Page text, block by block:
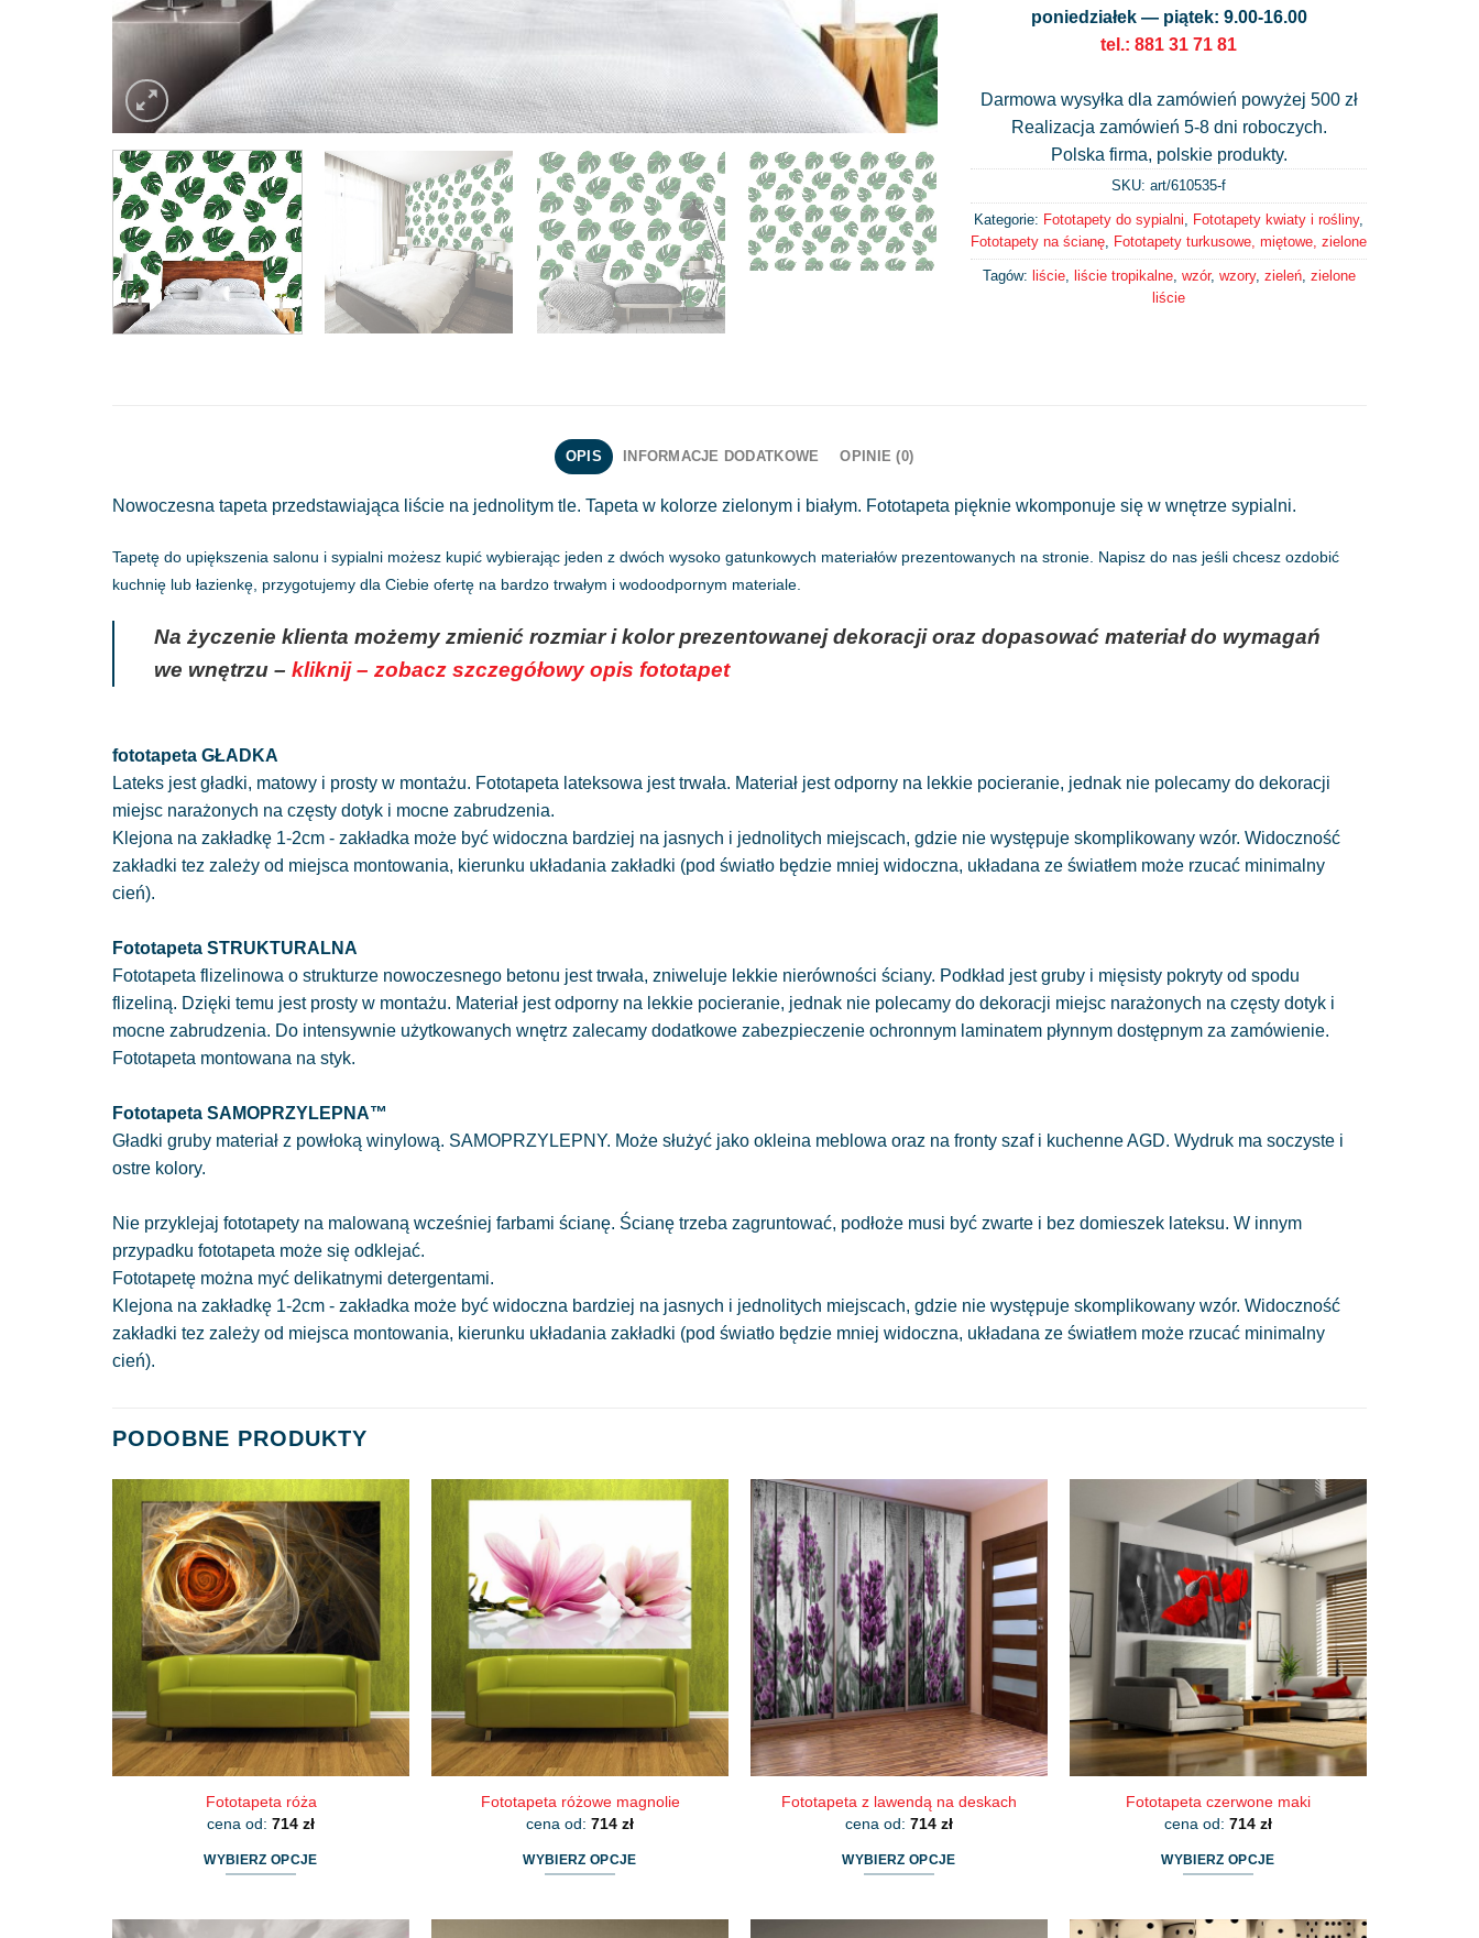
poniedziałek — piątek: 9.00-16.00
tel.: 881 31 71 81
Darmowa wysyłka dla zamówień powyżej 500 zł
Realizacja zamówień 5-8 dni roboczych.
Polska firma, polskie produkty.
SKU: art/610535-f
Kategorie: Fototapety do sypialni Fototapety kwiaty i rośliny,
Fototapety na ścianę Fototapety turkusowe, miętowe, zielone
Tagów: liście, liście tropikalne, wzór, wzory, zieleń, zielone
liście
OPIS INFORMACJE DODATKOWE OPINIE (0)
Nowoczesna tapeta przedstawiająca liście na jednolitym tle. Tapeta w kolorze zielonym i białym. Fototapeta pięknie wkomponuje się w wnętrze sypialni.
Tapetę do upiększenia salonu i sypialni możesz kupić wybierając jeden z dwóch wysoko gatunkowych materiałów prezentowanych na stronie. Napisz do nas jeśli chcesz ozdobić
kuchnię lub łazienkę, przygotujemy dla Ciebie ofertę na bardzo trwałym i wodoodpornym materiale.
Na życzenie klienta możemy zmienić rozmiar i kolor prezentowanej dekoracji oraz dopasować materiał do wymagań
we wnętrzu – kliknij – zobacz szczegółowy opis fototapet
fototapeta GŁADKA
Lateks jest gładki, matowy i prosty w montażu. Fototapeta lateksowa jest trwała. Materiał jest odporny na lekkie pocieranie, jednak nie polecamy do dekoracji
miejsc narażonych na częsty dotyk i mocne zabrudzenia.
Klejona na zakładkę 1-2cm - zakładka może być widoczna bardziej na jasnych i jednolitych miejscach, gdzie nie występuje skomplikowany wzór. Widoczność
zakładki tez zależy od miejsca montowania, kierunku układania zakładki (pod światło będzie mniej widoczna, układana ze światłem może rzucać minimalny
cień).
Fototapeta STRUKTURALNA
Fototapeta flizelinowa o strukturze nowoczesnego betonu jest trwała, zniweluje lekkie nierówności ściany. Podkład jest gruby i mięsisty pokryty od spodu
flizeliną. Dzięki temu jest prosty w montażu. Materiał jest odporny na lekkie pocieranie, jednak nie polecamy do dekoracji miejsc narażonych na częsty dotyk i
mocne zabrudzenia. Do intensywnie użytkowanych wnętrz zalecamy dodatkowe zabezpieczenie ochronnym laminatem płynnym dostępnym za zamówienie.
Fototapeta montowana na styk.
Fototapeta SAMOPRZYLEPNA™
Gładki gruby materiał z powłoką winylową. SAMOPRZYLEPNY. Może służyć jako okleina meblowa oraz na fronty szaf i kuchenne AGD. Wydruk ma soczyste i
ostre kolory.
Nie przyklejaj fototapety na malowaną wcześniej farbami ścianę. Ścianę trzeba zagruntować, podłoże musi być zwarte i bez domieszek lateksu. W innym
przypadku fototapeta może się odklejać.
Fototapetę można myć delikatnymi detergentami.
Klejona na zakładkę 1-2cm - zakładka może być widoczna bardziej na jasnych i jednolitych miejscach, gdzie nie występuje skomplikowany wzór. Widoczność
zakładki tez zależy od miejsca montowania, kierunku układania zakładki (pod światło będzie mniej widoczna, układana ze światłem może rzucać minimalny
cień).
PODOBNE PRODUKTY
Fototapeta róża
cena od: 714 zł
WYBIERZ OPCJE
Fototapeta różowe magnolie
cena od: 714 zł
WYBIERZ OPCJE
Fototapeta z lawendą na deskach
cena od: 714 zł
WYBIERZ OPCJE
Fototapeta czerwone maki
cena od: 714 zł
WYBIERZ OPCJE